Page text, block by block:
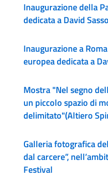
Inaugurazione della
dedicata a David
Inaugurazione a
europea dedicata a
Mostra "Nel segno
un piccolo spazio di
delimitato"(Altiero
Galleria fotografica
dal carcere”,
Festival